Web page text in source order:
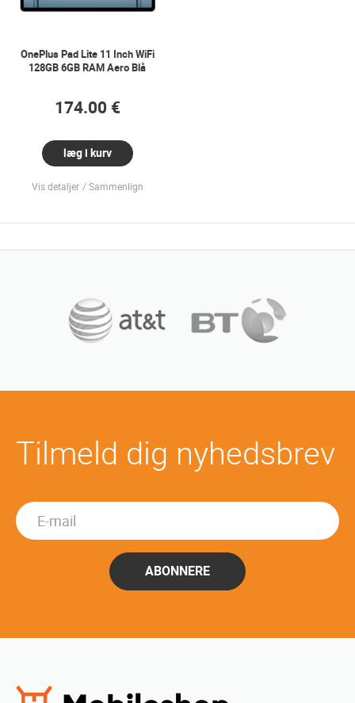
OnePlus Pad Lite 11 Inch WiFi
128GB 6GB RAM Aero Blå
174.00 €
læg i kurv
Vis detaljer Sammenlign
Tilmeld dig nyhedsbrev
ABONNERE